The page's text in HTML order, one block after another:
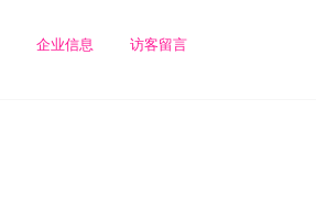
企业信息 访客留言